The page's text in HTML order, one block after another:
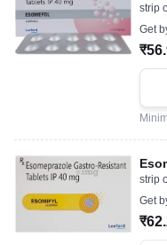
strip
Get
strip
Get